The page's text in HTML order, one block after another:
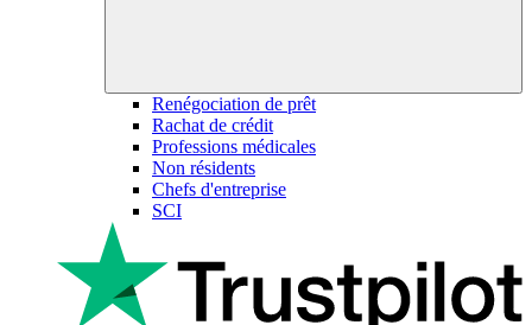
Renégociation de prêt
Rachat de crédit
Professions médicales
Non résidents
Chefs d'entreprise
SCI